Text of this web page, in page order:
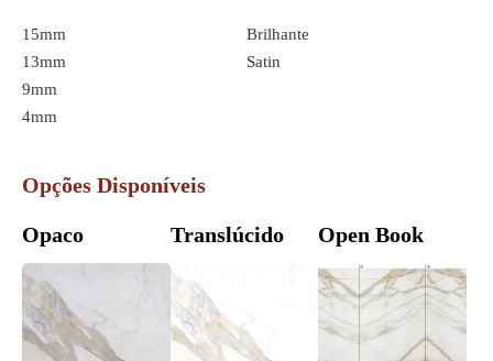
15mm
13mm
9mm
4mm
Brilhante
Satin
Opções Disponíveis
Opaco Translúcido Open Book